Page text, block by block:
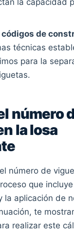
de
técnicas
para la
número
la losa
número de
que
la aplicación de
te
realizar este